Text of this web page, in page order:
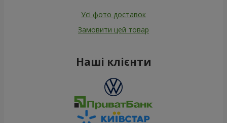
Усі фото доставок
Замовити цей товар
Наші клієнти